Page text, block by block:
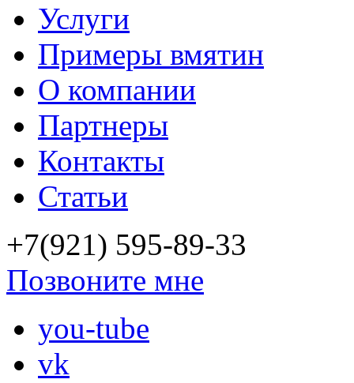
Услуги
Примеры вмятин
О компании
Партнеры
Контакты
Статьи
+7(921) 595-89-33
Позвоните мне
you-tube
vk